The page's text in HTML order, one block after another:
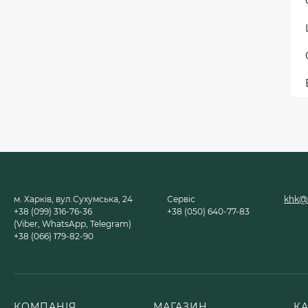
м. Харків, вул.Сухумська, 24
+38 (099) 316-76-36
(Viber, WhatsApp, Telegram)
+38 (066) 179-82-90
Сервіс
+38 (050) 640-77-83